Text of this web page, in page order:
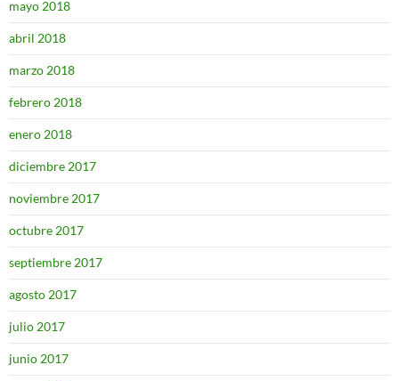
mayo 2018
abril 2018
marzo 2018
febrero 2018
enero 2018
diciembre 2017
noviembre 2017
octubre 2017
septiembre 2017
agosto 2017
julio 2017
junio 2017